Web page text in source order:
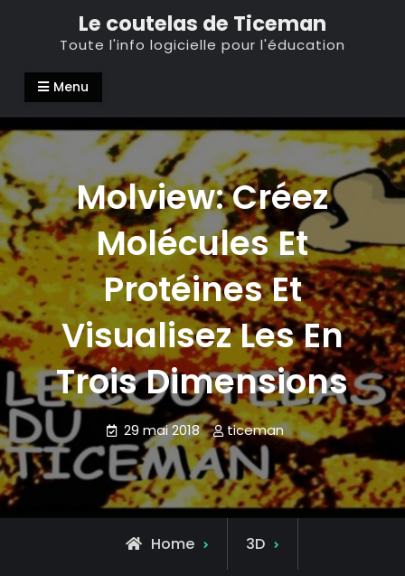
Le coutelas de Ticeman
Toute l'info logicielle pour l'éducation
Menu
Molview: Créez
Molécules Et
Protéines Et
Visualisez Les En
Trois Dimensions
29 mai 2018 ticeman
Home 3D